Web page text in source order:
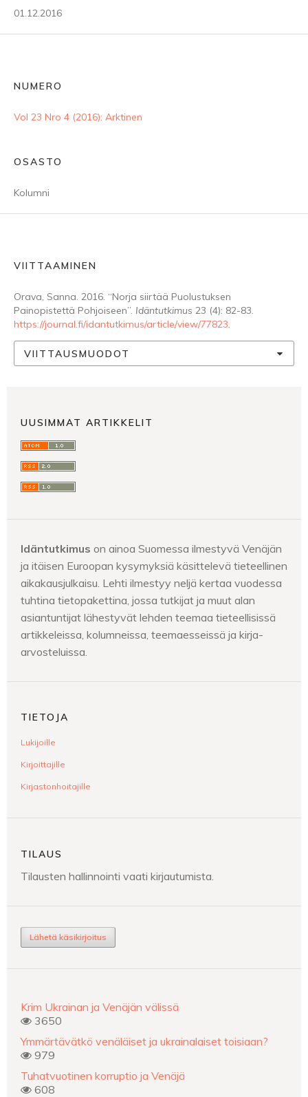
01.12.2016
NUMERO
Vol 23 Nro 4 (2016): Arktinen
OSASTO
Kolumni
VIITTAAMINEN
Orava, Sanna. 2016. “Norja siirtää Puolustuksen
Painopistettä Pohjoiseen”. Idäntutkimus 23 (4): 82-83.
https://journal.fi/idantutkimus/article/view/77823.
VIITTAUSMUODOT
UUSIMMAT ARTIKKELIT
Idäntutkimus on ainoa Suomessa ilmestyvä Venäjän
ja itäisen Euroopan kysymyksiä käsittelevä tieteellinen
aikakausjulkaisu. Lehti ilmestyy neljä kertaa vuodessa
tuhtina tietopakettina, jossa tutkijat ja muut alan
asiantuntijat lähestyvät lehden teemaa tieteellisissä
artikkeleissa, kolumneissa, teemaesseissä ja kirja-
arvosteluissa.
TIETOJA
Lukijoille
Kirjoittajille
Kirjastonhoitajille
TILAUS
Tilausten hallinnointi vaati kirjautumista.
Lähetä käsikirjoitus
Krim Ukrainan ja Venäjän välissä
3650
Ymmärtävätkö venäläiset ja ukrainalaiset toisiaan?
979
Tuhatvuotinen korruptio ja Venäjä
608